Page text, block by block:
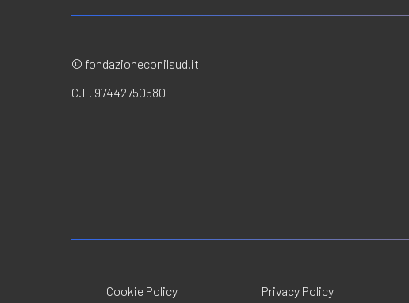
© fondazioneconilsud.it
C.F. 97442750580
Cookie Policy Privacy Policy